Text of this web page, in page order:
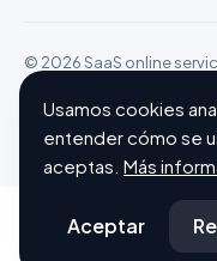
© 2026 SaaS online
15551 Tallinn (Estonia)
Configurar
Usamos cookies
entender cómo se
aceptas. Más
Aceptar